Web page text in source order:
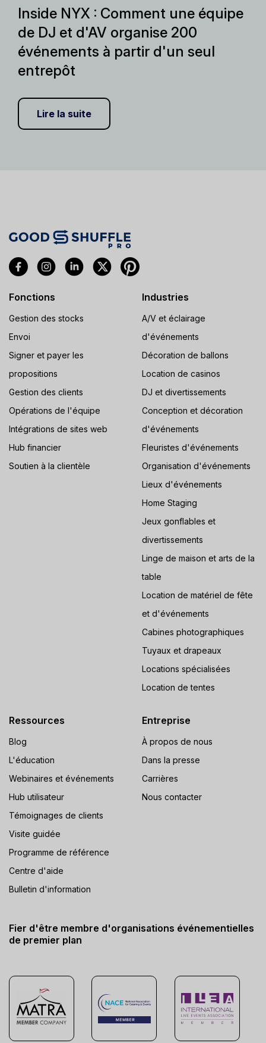
Inside NYX : Comment une équipe
de DJ et d'AV organise 200
événements à partir d'un seul
entrepôt
Lire la suite
Fonctions
Gestion des stocks
Envoi
Signer et payer les
propositions
Gestion des clients
Opérations de l'équipe
Intégrations de sites web
Hub financier
Soutien à la clientèle
Industries
A/V et éclairage
d'événements
Décoration de ballons
Location de casinos
DJ et divertissements
Conception et décoration
d'événements
Fleuristes d'événements
Organisation d'événements
Lieux d'événements
Home Staging
Jeux gonflables et
divertissements
Linge de maison et arts de la
table
Location de matériel de fête
et d'événements
Cabines photographiques
Tuyaux et drapeaux
Locations spécialisées
Location de tentes
Ressources
Blog
L'éducation
Webinaires et événements
Hub utilisateur
Témoignages de clients
Visite guidée
Programme de référence
Centre d'aide
Bulletin d'information
Entreprise
À propos de nous
Dans la presse
Carrières
Nous contacter
Fier d'être membre d'organisations événementielles
de premier plan